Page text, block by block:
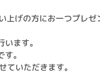
上げの方にお一つプレゼ
ます。
。
いただきます。